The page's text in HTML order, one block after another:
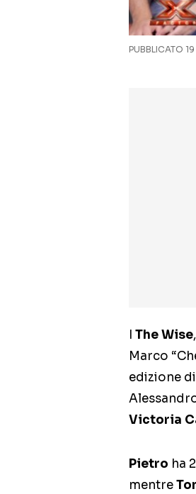
PUBBLICATO
I The Wise
Marco
edizione di
Victoria
Pietro ha
mentre